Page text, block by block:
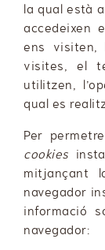
la qual està
accedeixen
ens visiten,
visites, el
utilitzen,
qual es
Per
cookies
mitjançant
navegador
informació
navegador: